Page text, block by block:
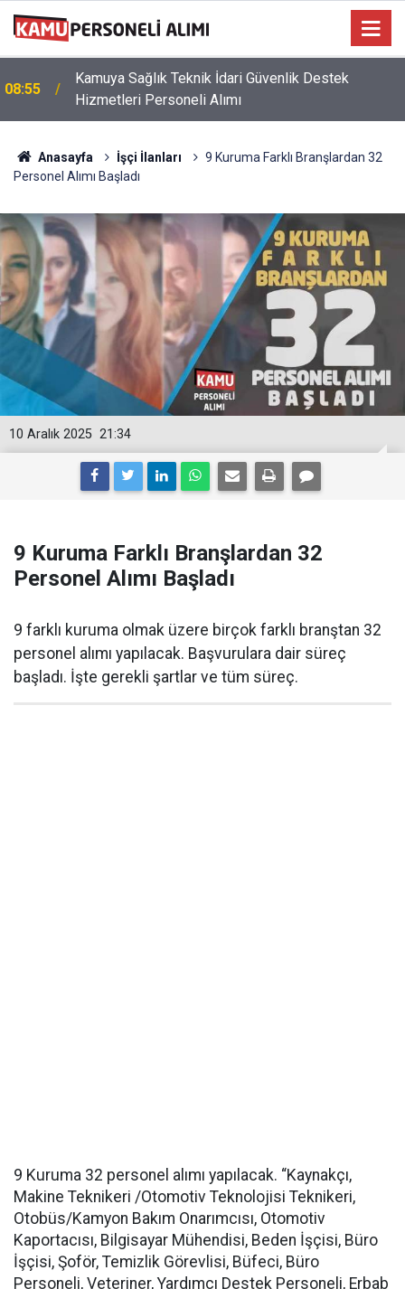
08:55
Kamuya Sağlık Teknik İdari Güvenlik Destek
Hizmetleri Personeli Alımı
Anasayfa İşçi İlanları
9 Kuruma Farklı Branşlardan 32
Personel Alımı Başladı
21:34
10 Aralık 2025
9 Kuruma Farklı Branşlardan 32
Personel Alımı Başladı
9 farklı kuruma olmak üzere birçok farklı branştan 32
personel alımı yapılacak. Başvurulara dair süreç
başladı. İşte gerekli şartlar ve tüm süreç.
9 Kuruma 32 personel alımı yapılacak. “Kaynakçı,
Makine Teknikeri /Otomotiv Teknolojisi Teknikeri,
Otobüs/Kamyon Bakım Onarımcısı, Otomotiv
Kaportacısı, Bilgisayar Mühendisi, Beden İşçisi, Büro
İşçisi, Şoför, Temizlik Görevlisi, Büfeci, Büro
Personeli, Veteriner, Yardımcı Destek Personeli, Erbab